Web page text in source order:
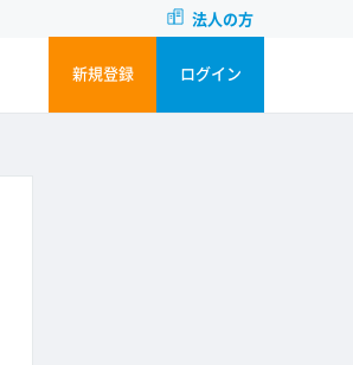
法人の方
新規登録 ログイン